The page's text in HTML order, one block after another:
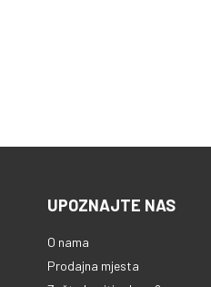
UPOZNAJTE NAS
O nama
Prodajna mjesta